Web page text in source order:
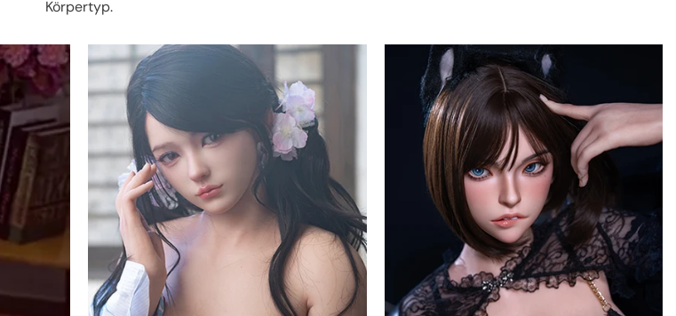
Körpertyp.